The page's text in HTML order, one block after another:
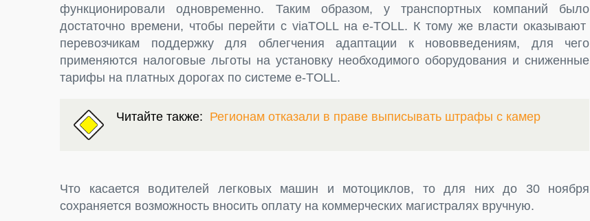
функционировали одновременно. Таким образом, у транспортных компаний было
достаточно времени, чтобы перейти с viaTOLL на e-TOLL. К тому же власти оказывают
перевозчикам поддержку для облегчения адаптации к нововведениям, для чего
применяются налоговые льготы на установку необходимого оборудования и сниженные
тарифы на платных дорогах по системе e-TOLL.
Читайте также: Регионам отказали в праве выписывать штрафы с камер
Что касается водителей легковых машин и мотоциклов, то для них до 30 ноября
сохраняется возможность вносить оплату на коммерческих магистралях вручную.